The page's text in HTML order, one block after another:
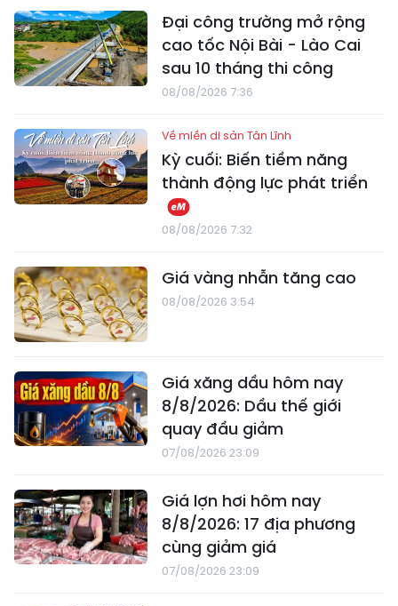
Đại công trường mở rộng
cao tốc Nội Bài - Lào Cai
sau 10 tháng thi công
08/08/2026 7:36
Về miền di sản Tân Lĩnh
Kỳ cuối: Biến tiềm năng
thành động lực phát triển
08/08/2026 7:32
Giá vàng nhẫn tăng cao
08/08/2026 3:54
Giá xăng dầu hôm nay
8/8/2026: Dầu thế giới
quay đầu giảm
07/08/2026 23:09
Giá lợn hơi hôm nay
8/8/2026: 17 địa phương
cùng giảm giá
07/08/2026 23:09